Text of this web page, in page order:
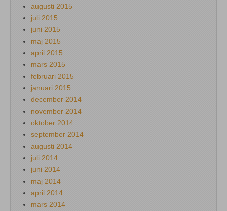
augusti 2015
juli 2015
juni 2015
maj 2015
april 2015
mars 2015
februari 2015
januari 2015
december 2014
november 2014
oktober 2014
september 2014
augusti 2014
juli 2014
juni 2014
maj 2014
april 2014
mars 2014